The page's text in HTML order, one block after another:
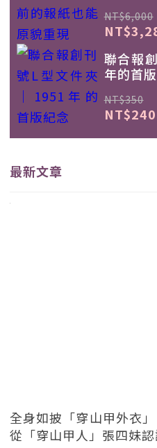
NT$6,000
聯合報
年的首
NT$350
NT$240
最新文章
全身如披「穿山甲外衣
從「穿山甲人」張四妹